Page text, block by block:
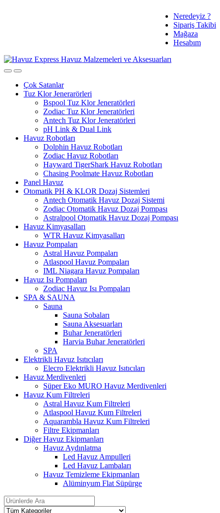
Neredeyiz ?
Sipariş Takibi
Mağaza
Hesabım
Çok Satanlar
Tuz Klor Jenerarörleri
Bspool Tuz Klor Jeneratörleri
Zodiac Tuz Klor Jeneratörleri
Antech Tuz Klor Jeneratörleri
pH Link & Dual Link
Havuz Robotları
Dolphin Havuz Robotları
Zodiac Havuz Robotları
Hayward TigerShark Havuz Robotları
Chasing Poolmate Havuz Robotları
Panel Havuz
Otomatik PH & KLOR Dozaj Sistemleri
Antech Otomatik Havuz Dozaj Sistemi
Zodiac Otomatik Havuz Dozaj Pompası
Astralpool Otomatik Havuz Dozaj Pompası
Havuz Kimyasalları
WTR Havuz Kimyasalları
Havuz Pompaları
Astral Havuz Pompaları
Atlaspool Havuz Pompaları
IML Niagara Havuz Pompaları
Havuz Isı Pompaları
Zodiac Havuz Isı Pompaları
SPA & SAUNA
Sauna
Sauna Sobaları
Sauna Aksesuarları
Buhar Jeneratörleri
Harvia Buhar Jeneratörleri
SPA
Elektrikli Havuz Isıtıcıları
Elecro Elektrikli Havuz Isıtıcıları
Havuz Merdivenleri
Süper Eko MURO Havuz Merdivenleri
Havuz Kum Filtreleri
Astral Havuz Kum Filtreleri
Atlaspool Havuz Kum Filtreleri
Aquarambla Havuz Kum Filtreleri
Filtre Ekipmanları
Diğer Havuz Ekipmanları
Havuz Aydınlatma
Led Havuz Ampulleri
Led Havuz Lambaları
Havuz Temizleme Ekipmanları
Alüminyum Flat Süpürge
Search
for:
Ücretsiz Kargo ve %3 Havale İndirimi